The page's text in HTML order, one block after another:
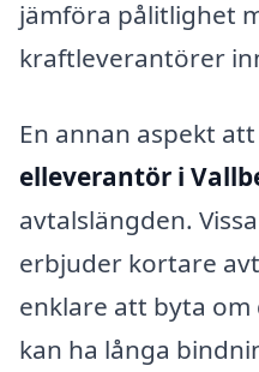
jämföra pålitlighet
kraftleverantörer
En annan aspekt
elleverantör i
avtalslängden.
erbjuder kortare
enklare att byta
kan ha långa